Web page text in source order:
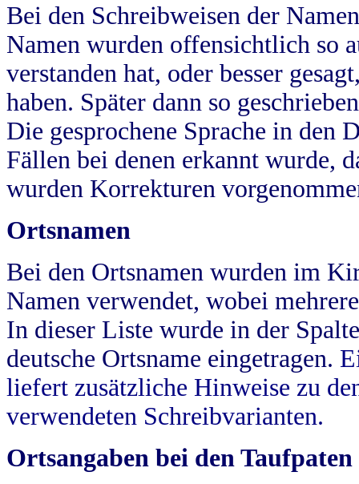
Bei den Schreibweisen der
Namen wurden offensichtlich so
verstanden hat, oder besser
haben. Später dann so
Die gesprochene Sprache in
Fällen bei denen erkannt wurde,
wurden Korrekturen
Ortsnamen
Bei den Ortsnamen wurden im
Namen verwendet, wobei
In dieser Liste wurde in der
deutsche Ortsname eingetragen.
liefert zusätzliche Hinweise zu
verwendeten Schreibvarianten.
Ortsangaben bei den Taufpaten